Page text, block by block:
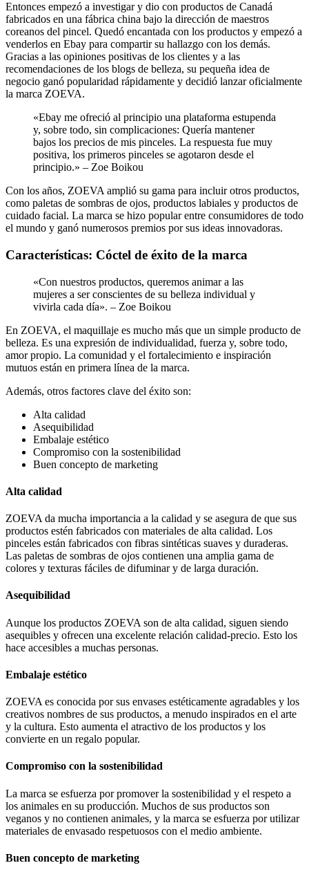
Entonces empezó a investigar y dio con productos de Canadá
fabricados en una fábrica china bajo la dirección de maestros
coreanos del pincel. Quedó encantada con los productos y empezó a
venderlos en Ebay para compartir su hallazgo con los demás.
Gracias a las opiniones positivas de los clientes y a las
recomendaciones de los blogs de belleza, su pequeña idea de
negocio ganó popularidad rápidamente y decidió lanzar oficialmente
la marca ZOEVA.
«Ebay me ofreció al principio una plataforma estupenda
y, sobre todo, sin complicaciones: Quería mantener
bajos los precios de mis pinceles. La respuesta fue muy
positiva, los primeros pinceles se agotaron desde el
principio.» – Zoe Boikou
Con los años, ZOEVA amplió su gama para incluir otros productos,
como paletas de sombras de ojos, productos labiales y productos de
cuidado facial. La marca se hizo popular entre consumidores de todo
el mundo y ganó numerosos premios por sus ideas innovadoras.
Características: Cóctel de éxito de la marca
«Con nuestros productos, queremos animar a las
mujeres a ser conscientes de su belleza individual y
vivirla cada día». – Zoe Boikou
En ZOEVA, el maquillaje es mucho más que un simple producto de
belleza. Es una expresión de individualidad, fuerza y, sobre todo,
amor propio. La comunidad y el fortalecimiento e inspiración
mutuos están en primera línea de la marca.
Además, otros factores clave del éxito son:
Alta calidad
Asequibilidad
Embalaje estético
Compromiso con la sostenibilidad
Buen concepto de marketing
Alta calidad
ZOEVA da mucha importancia a la calidad y se asegura de que sus
productos estén fabricados con materiales de alta calidad. Los
pinceles están fabricados con fibras sintéticas suaves y duraderas.
Las paletas de sombras de ojos contienen una amplia gama de
colores y texturas fáciles de difuminar y de larga duración.
Asequibilidad
Aunque los productos ZOEVA son de alta calidad, siguen siendo
asequibles y ofrecen una excelente relación calidad-precio. Esto los
hace accesibles a muchas personas.
Embalaje estético
ZOEVA es conocida por sus envases estéticamente agradables y los
creativos nombres de sus productos, a menudo inspirados en el arte
y la cultura. Esto aumenta el atractivo de los productos y los
convierte en un regalo popular.
Compromiso con la sostenibilidad
La marca se esfuerza por promover la sostenibilidad y el respeto a
los animales en su producción. Muchos de sus productos son
veganos y no contienen animales, y la marca se esfuerza por utilizar
materiales de envasado respetuosos con el medio ambiente.
Buen concepto de marketing